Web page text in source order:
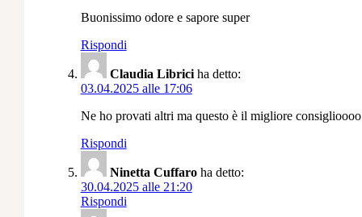
Buonissimo odore e sapore super
Rispondi
Claudia Librici ha detto:
03.04.2025 alle 17:06
Ne ho provati altri ma questo è il migliore consiglioooo
Rispondi
Ninetta Cuffaro ha detto:
30.04.2025 alle 21:20
Rispondi